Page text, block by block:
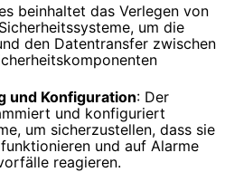
beinhaltet das Verlegen von
um die
den Datentransfer zwischen
und Konfiguration: Der
und konfiguriert
um sicherzustellen, dass sie
und auf Alarme
reagieren.